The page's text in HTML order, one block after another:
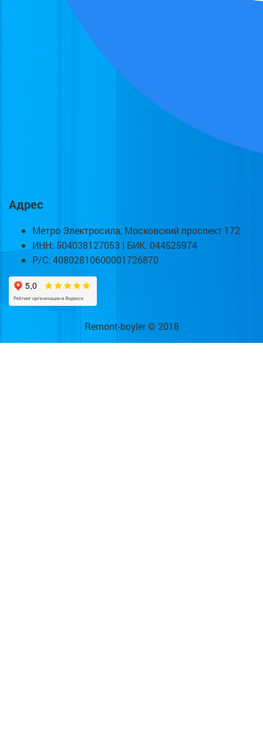
Адрес
Метро Электросила, Московский проспект 172
ИНН: 504038127053 | БИК: 044525974
Р/С: 40802810600001726870
Remont-boyler © 2018